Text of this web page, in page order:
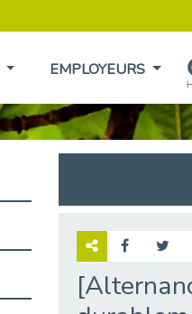
EMPLOYEURS